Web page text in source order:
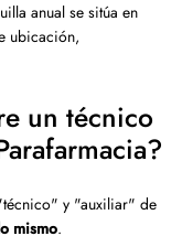
anual se sitúa en
ubicación,
un técnico
y "auxiliar" de
mismo.